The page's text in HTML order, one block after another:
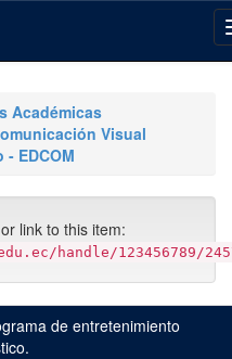
Académicas
Visual
EDCOM
link to this item:
handle/123456789/
de entretenimiento